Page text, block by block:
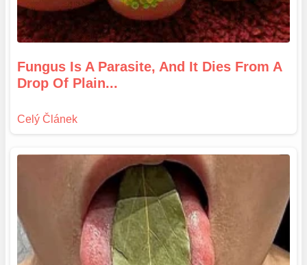
Fungus Is A Parasite, And It Dies From A
Drop Of Plain...